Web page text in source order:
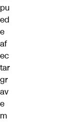
pu
ed
e
af
ec
tar
gr
av
e
m